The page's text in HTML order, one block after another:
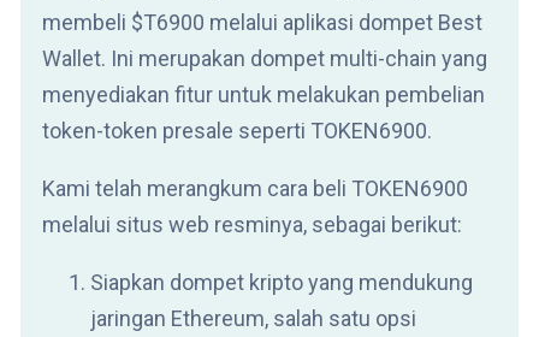
membeli $T6900 melalui aplikasi dompet Best
Wallet. Ini merupakan dompet multi-chain yang
menyediakan fitur untuk melakukan pembelian
token-token presale seperti TOKEN6900.
Kami telah merangkum cara beli TOKEN6900
melalui situs web resminya, sebagai berikut:
Siapkan dompet kripto yang mendukung
jaringan Ethereum, salah satu opsi